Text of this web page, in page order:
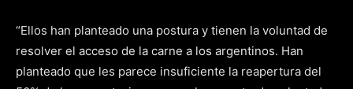
“Ellos han planteado una postura y tienen la voluntad de
resolver el acceso de la carne a los argentinos. Han
planteado que les parece insuficiente la reapertura del